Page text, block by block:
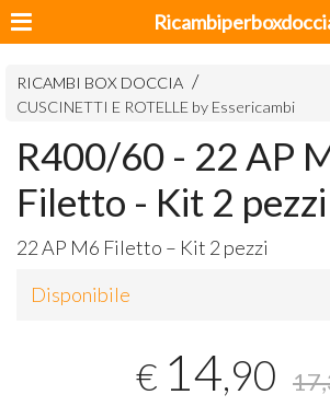
RICAMBI BOX DOCCIA
CUSCINETTI E ROTELLE by Essericambi
R400/60 - 22 AP
Filetto - Kit 2 pezzi
22 AP M6 Filetto – Kit 2 pezzi
Disponibile
€ 14,90